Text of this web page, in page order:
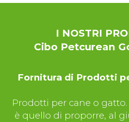
I NOSTRI
Cibo Petcurean
Fornitura di Prodotti
Prodotti per cane o
è quello di proporre, al